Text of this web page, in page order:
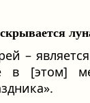
–
в [этом]